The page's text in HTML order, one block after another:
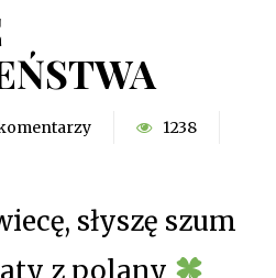
1238
słyszę szum
z polany